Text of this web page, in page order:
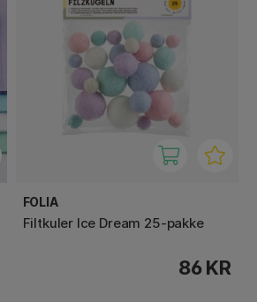
FOLIA
Filtkuler Ice Dream 25-pakke
86 KR